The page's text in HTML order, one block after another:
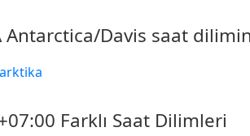
Antarctica/Davis saat
Farklı Saat Dilimleri